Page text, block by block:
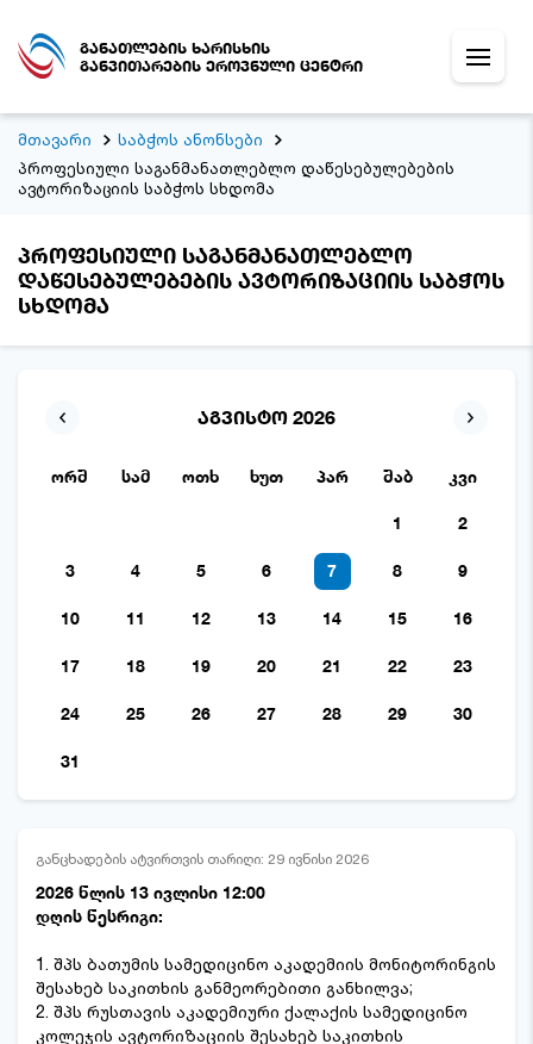
განათლების ხარისხის
განვითარების ეროვნული ცენტრი
მთავარი
საბჭოს ანონსები
პროფესიული საგანმანათლებლო დაწესებულებების
ავტორიზაციის საბჭოს სხდომა
პროფესიული საგანმანათლებლო
დაწესებულებების ავტორიზაციის საბჭოს
სხდომა
აგვისტო 2026
ორშ სამ ოთხ ხუთ პარ შაბ კვი
1 2
3 4 5 6 7 8 9
10 11 12 13 14 15 16
17 18 19 20 21 22 23
24 25 26 27 28 29 30
31
განცხადების ატვირთვის თარიღი: 29 ივნისი 2026
2026 წლის 13 ივლისი 12:00
დღის წესრიგი:
1. შპს ბათუმის სამედიცინო აკადემიის მონიტორინგის
შესახებ საკითხის განმეორებითი განხილვა;
2. შპს რუსთავის აკადემიური ქალაქის სამედიცინო
კოლეჯის ავტორიზაციის შესახებ საკითხის